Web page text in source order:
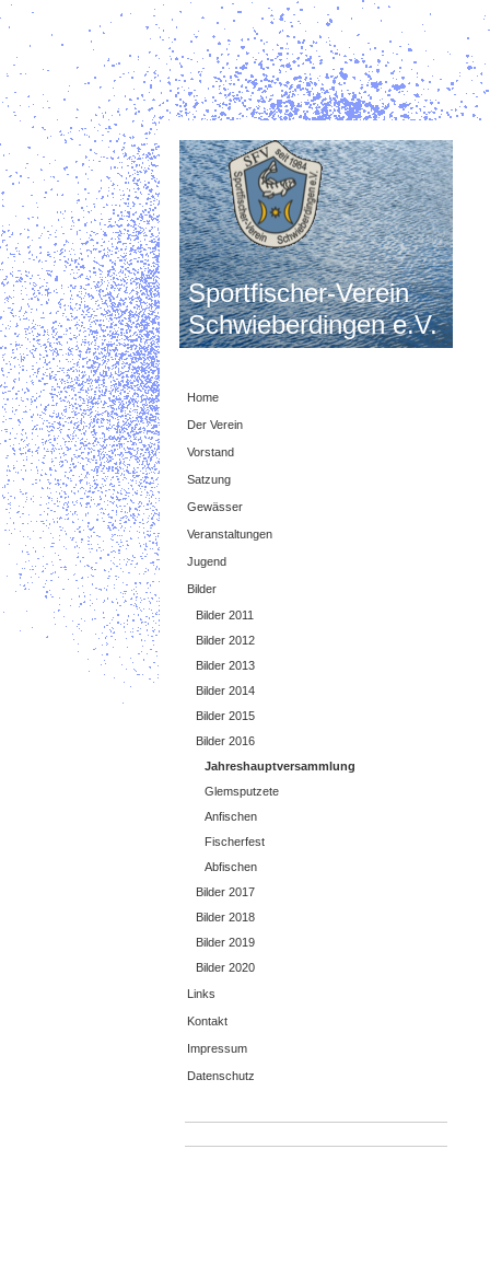
Sportfischer-Verein
Schwieberdingen e.V.
Home
Der Verein
Vorstand
Satzung
Gewässer
Veranstaltungen
Jugend
Bilder
Bilder 2011
Bilder 2012
Bilder 2013
Bilder 2014
Bilder 2015
Bilder 2016
Jahreshauptversammlung
Glemsputzete
Anfischen
Fischerfest
Abfischen
Bilder 2017
Bilder 2018
Bilder 2019
Bilder 2020
Links
Kontakt
Impressum
Datenschutz